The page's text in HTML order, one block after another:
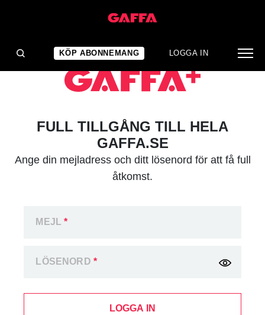
KÖP ABONNEMANG LOGGA IN
FULL TILLGÅNG TILL HELA
GAFFA.SE
Ange din mejladress och ditt lösenord för att få full
åtkomst.
MEJL*
LÖSENORD *
LOGGA IN